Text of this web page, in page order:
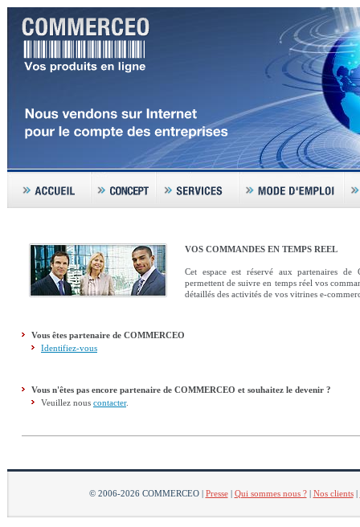
VOS COMMANDES EN TEMPS REEL
Cet espace est réservé aux partenaires
permettent de suivre en temps réel vos
détaillés des activités de vos vitrines e-
Vous êtes partenaire de COMMERCEO
Identifiez-vous
Vous n'êtes pas encore partenaire de COMMERCEO et souhaitez le devenir ?
Veuillez nous contacter.
© 2006-2026 COMMERCEO | Presse| Qui sommes nous ?| Nos clients|